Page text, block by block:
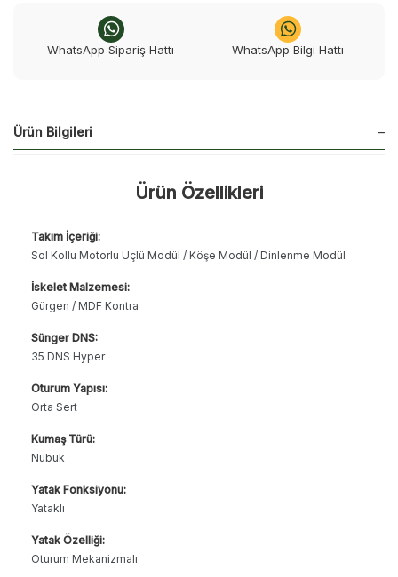
WhatsApp Sipariş Hattı WhatsApp Bilgi Hattı
Ürün Bilgileri
Ürün Özellikleri
Takım İçeriği:
Sol Kollu Motorlu Üçlü Modül / Köşe Modül / Dinlenme Modül
İskelet Malzemesi:
Gürgen / MDF Kontra
Sünger DNS:
35 DNS Hyper
Oturum Yapısı:
Orta Sert
Kumaş Türü:
Nubuk
Yatak Fonksiyonu:
Yataklı
Yatak Özelliği:
Oturum Mekanizmalı